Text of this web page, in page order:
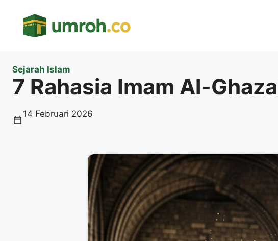
Sejarah Islam
7 Rahasia Imam Al-
14 Februari 2026